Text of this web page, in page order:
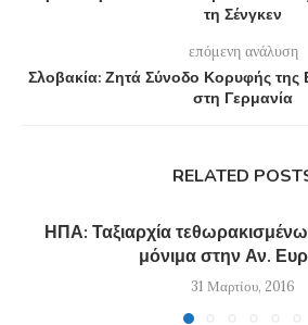
τη Σένγκεν
επόμενη ανάλυση
Σλοβακία: Ζητά Σύνοδο Κορυφής της
στη Γερμανία
RELATED
ΗΠΑ: Ταξιαρχία
μόνιμα στην Αν.
31 Μαρτίου, 2016